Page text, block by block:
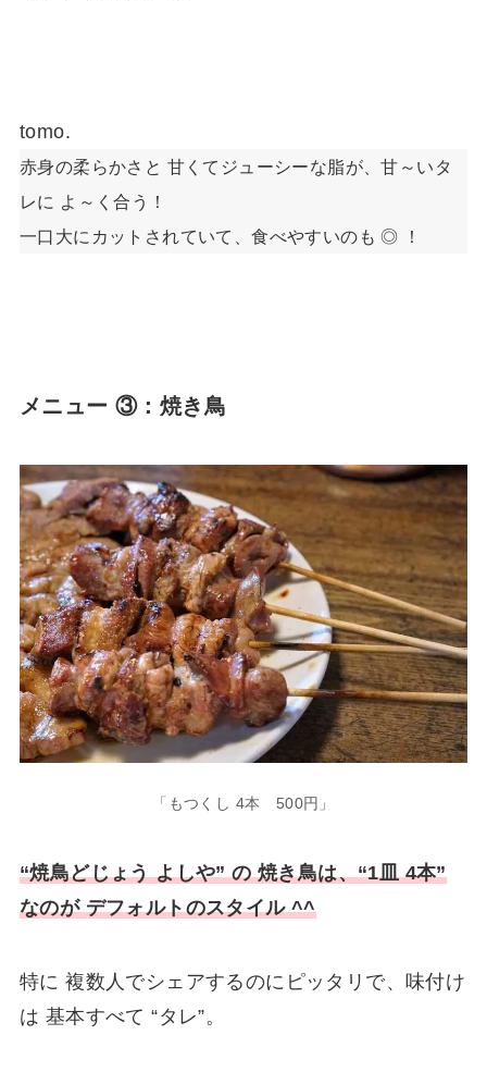
tomo.
赤身の柔らかさと 甘くてジューシーな脂が、甘～いタ
レに よ～く合う！
一口大にカットされていて、食べやすいのも ◎ ！
メニュー ③：焼き鳥
「もつくし 4本 500円」
“焼鳥どじょう よしや” の 焼き鳥は、“1皿 4本”
なのが デフォルトのスタイル ^^
特に 複数人でシェアするのにピッタリで、味付け
は 基本すべて “タレ”。